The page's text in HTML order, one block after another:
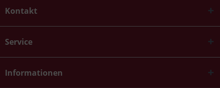
Kontakt
Service
Informationen